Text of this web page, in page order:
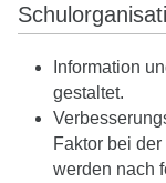
Information
gestaltet.
Faktor bei
werden nach